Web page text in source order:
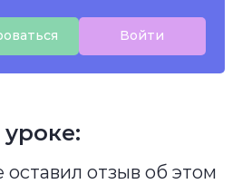
Войти
оставил отзыв об этом